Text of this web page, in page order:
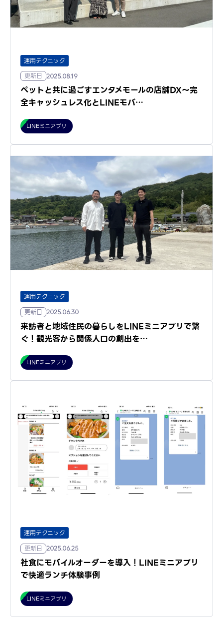
運用テクニック
更新日
2025.08.19
ペットと共に過ごすエンタメモールの店舗DX〜完
全キャッシュレス化とLINEモバ…
LINEミニアプリ
運用テクニック
更新日
2025.06.30
来訪者と地域住民の暮らしをLINEミニアプリで繋
ぐ！観光客から関係人口の創出を…
LINEミニアプリ
運用テクニック
更新日
2025.06.25
社食にモバイルオーダーを導入！LINEミニアプリ
で快適ランチ体験事例
LINEミニアプリ